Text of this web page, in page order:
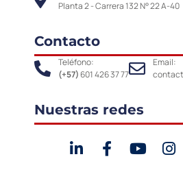
Planta 2 - Carrera 132 N° 22 A-40
Contacto
Teléfono:
(+57)601 426 37 77
Email:
Nuestras redes